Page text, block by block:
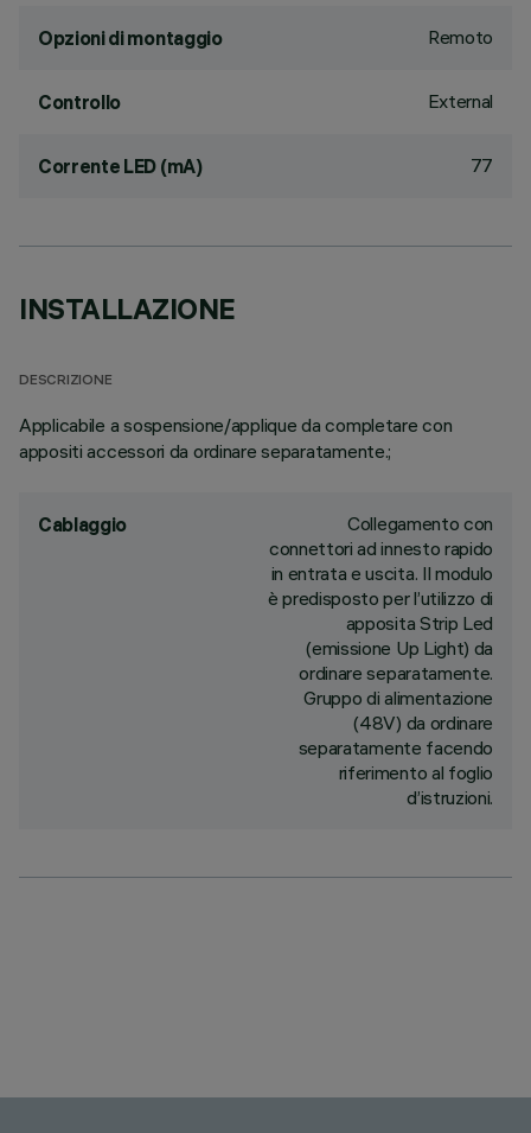
Opzioni di montaggio Remoto
Controllo External
Corrente LED (mA) 77
INSTALLAZIONE
DESCRIZIONE
Applicabile a sospensione/applique da completare con
appositi accessori da ordinare separatamente.;
Cablaggio
Collegamento con
connettori ad innesto rapido
in entrata e uscita. Il modulo
è predisposto per l’utilizzo di
apposita Strip Led
(emissione Up Light) da
ordinare separatamente.
Gruppo di alimentazione
(48V) da ordinare
separatamente facendo
riferimento al foglio
d’istruzioni.